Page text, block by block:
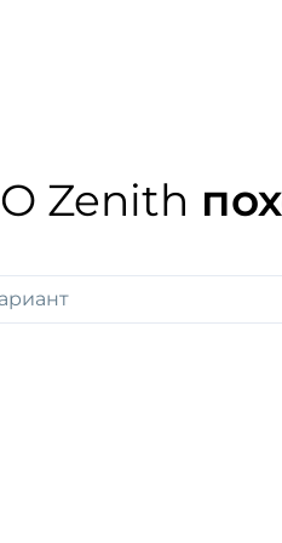
O Zenith